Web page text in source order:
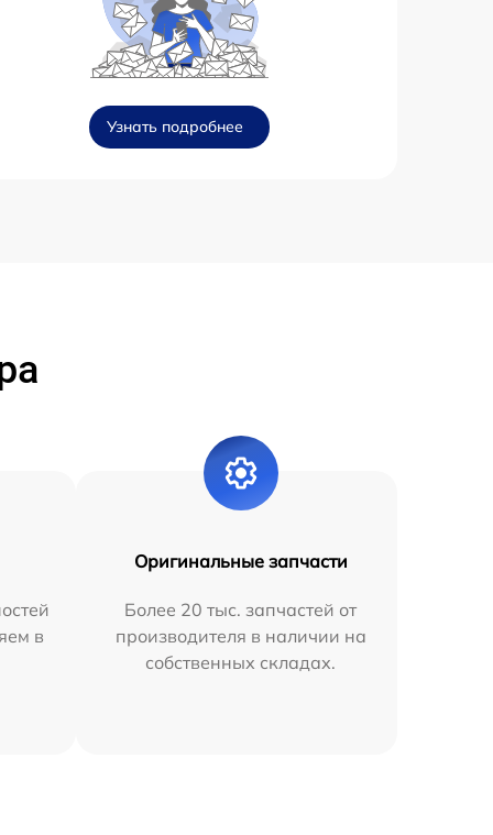
Узнать подробнее
в
Оригинальные запчасти
Более 20 тыс. запчастей от
производителя в наличии на
собственных складах.